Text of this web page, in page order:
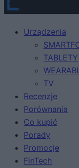
Urządzenia
TABLETY
TV
Recenzje
Porównania
Co kupić
Porady
Promocje
FinTech